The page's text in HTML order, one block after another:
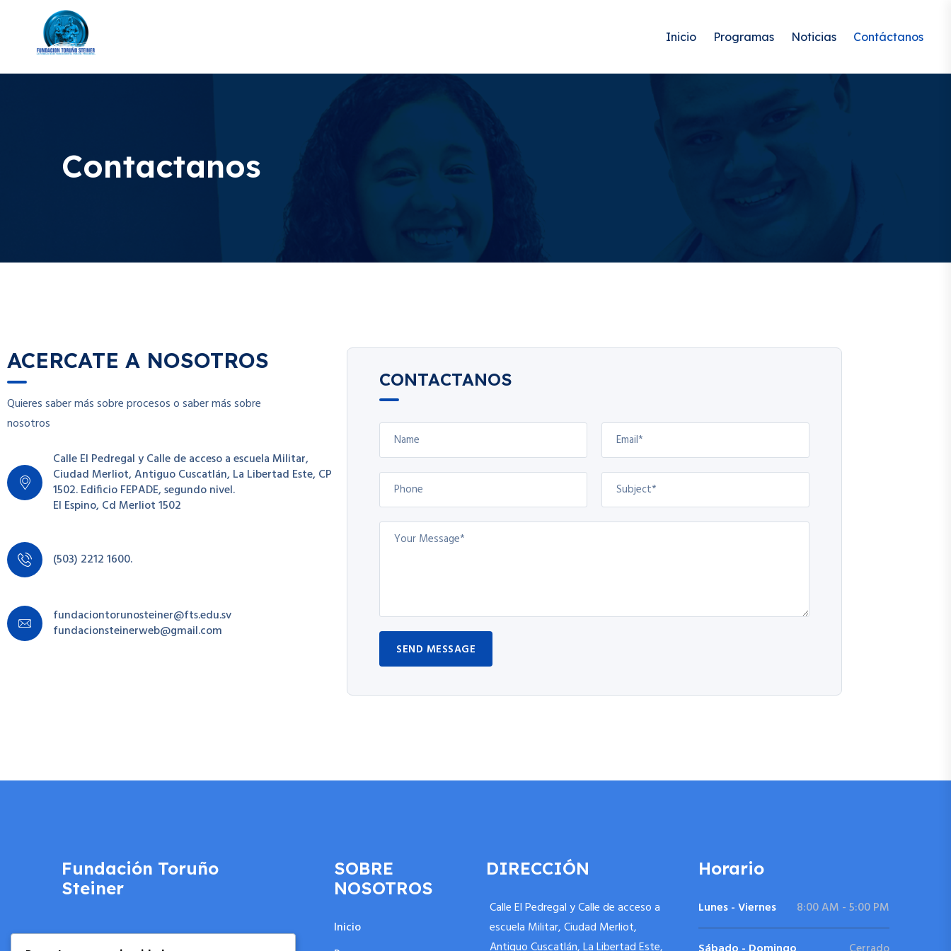
Inicio Programas Noticias Contáctanos
Contactanos
ACERCATE A NOSOTROS
Quieres saber más sobre procesos o saber más sobre
nosotros
Calle El Pedregal y Calle de acceso a escuela Militar,
Ciudad Merliot, Antiguo Cuscatlán, La Libertad Este, CP
1502. Edificio FEPADE, segundo nivel.
El Espino, Cd Merliot 1502
(503) 2212 1600.
fundaciontorunosteiner@fts.edu.sv
fundacionsteinerweb@gmail.com
CONTACTANOS
SEND MESSAGE
Fundación Toruño
Steiner
SOBRE
NOSOTROS
Inicio
DIRECCIÓN
Calle El Pedregal y Calle de acceso a
escuela Militar, Ciudad Merliot,
Horario
Lunes - Viernes 8:00 AM - 5:00 PM